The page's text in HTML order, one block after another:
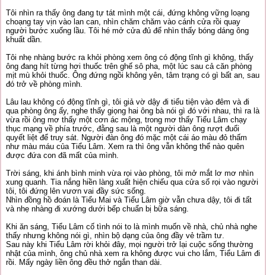
Tôi nhìn ra thấy ông đang tự tát mình một cái, đứng không vững loạng
choạng tay vịn vào lan can, nhìn chăm chăm vào cánh cửa rồi quay
người bước xuống lầu. Tôi hé mở cửa đủ để nhìn thấy bóng dáng ông
khuất dần.
Tôi nhẹ nhàng bước ra khỏi phòng xem ông có động tĩnh gì không, thấy
ông đang hít từng hơi thuốc trên ghế sô pha, một lúc sau cả căn phòng
mịt mù khỏi thuốc. Ông đứng ngồi không yên, tâm trạng có gì bất an, sau
đó trở về phòng mình.
Lâu lau không có động tĩnh gì, tôi giả vờ dậy đi tiểu tiện vào đêm và đi
qua phòng ông ấy, nghe thấy giọng hai ông bà nói gì đó với nhau, thì ra là
vừa rồi ông mơ thấy một cơn ác mộng, trong mơ thấy Tiểu Lâm chạy
thục mạng về phía trước, đằng sau là một người dàn ông rượt đuổi
quyết liệt để truy sát. Người đàn ông đó mặc một cái áo màu đỏ thấm
như màu máu của Tiểu Lâm. Xem ra thì ông vẫn không thể nào quên
được đứa con đã mất của mình.
Trời sáng, khi ánh bình minh vừa rọi vào phòng, tôi mở mắt lơ mơ nhìn
xung quanh. Tia nắng hiền làng xuất hiện chiếu qua cửa sổ rọi vào người
tôi, tôi đứng lên vươn vai đầy sức sống.
Nhìn đồng hồ đoán là Tiểu Mai và Tiểu Lâm giờ vẫn chưa dậy, tôi đi tất
và nhẹ nhàng đi xướng dưới bếp chuẩn bị bữa sáng.
Khi ăn sáng, Tiểu Lâm cố tình nói to là mình muốn về nhà, chủ nhà nghe
thấy nhưng không nói gì, nhìn bộ dạng của ông đầy vẻ trầm tư.
Sau này khi Tiểu Lâm rời khỏi đây, mọi người trở lại cuộc sống thường
nhật của mình, ông chủ nhà xem ra không được vui cho lắm, Tiểu Lâm đi
rồi. Mấy ngày liền ông đều thở ngắn than dài.